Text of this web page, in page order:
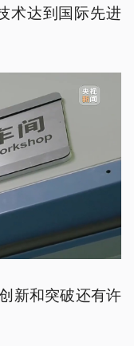
术达到国际先进
新和突破还有许